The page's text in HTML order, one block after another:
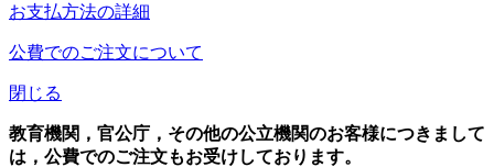
お支払方法の詳細
公費でのご注文について
閉じる
教育機関，官公庁，その他の公立機関のお客様につきまして
は，公費でのご注文もお受けしております。